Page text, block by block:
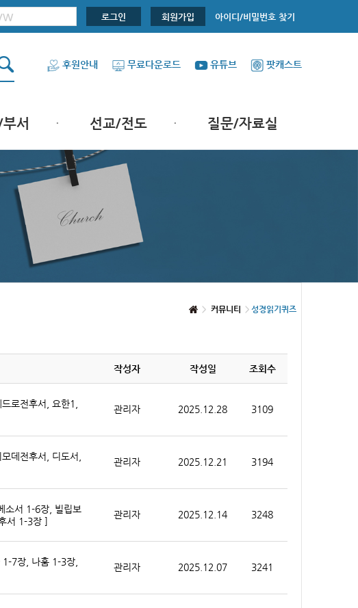
로그인 회원가입 아이디/비밀번호 찾기
후원안내 무료다운로드 유튜브 팟캐스트
서 선교/전도 질문/자료실
커뮤니티 성경읽기퀴즈
작성자 작성일 조회수
로전후서, 요한1,
관리자 2025.12.28 3109
데전후서, 디도서,
관리자 2025.12.21 3194
소서 1-6장, 빌립보
서 1-3장 ]
관리자 2025.12.14 3248
7장, 나훔 1-3장,
관리자 2025.12.07 3241